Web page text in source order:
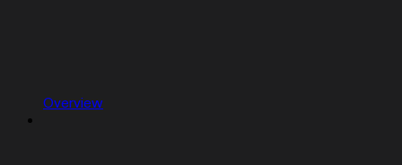
Overview